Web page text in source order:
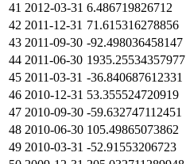
41 2012-03-31 6.486719826712
42 2011-12-31 71.615316278856
43 2011-09-30 -92.498036458147
44 2011-06-30 1935.25534357977
45 2011-03-31 -36.840687612331
46 2010-12-31 53.355524720919
47 2010-09-30 -59.632747112451
48 2010-06-30 105.49865073862
49 2010-03-31 -52.91553206723